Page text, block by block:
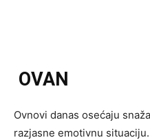
OVAN
Ovnovi danas osećaju
razjasne emotivnu